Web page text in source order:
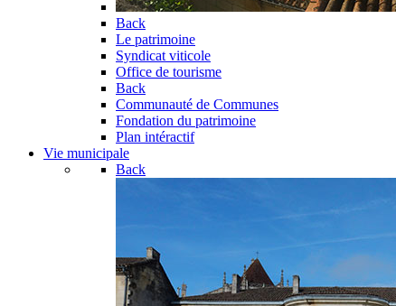
Back
Le patrimoine
Syndicat viticole
Office de tourisme
Back
Communauté de Communes
Fondation du patrimoine
Plan intéractif
Vie municipale
Back